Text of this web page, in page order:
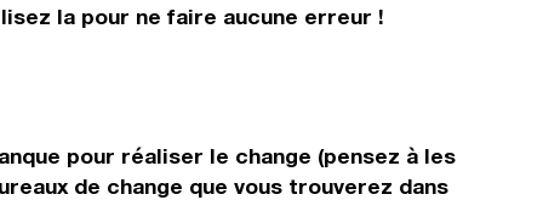
la pour ne faire aucune erreur !
pour réaliser le change (pensez à les
de change que vous trouverez dans